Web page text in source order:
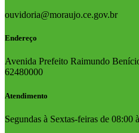
ouvidoria@moraujo.ce.gov.br
Endereço
Avenida Prefeito Raimundo
62480000
Atendimento
Segundas à Sextas-feiras de 08:00